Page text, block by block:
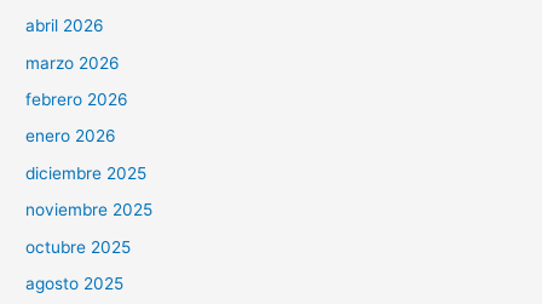
abril 2026
marzo 2026
febrero 2026
enero 2026
diciembre 2025
noviembre 2025
octubre 2025
agosto 2025